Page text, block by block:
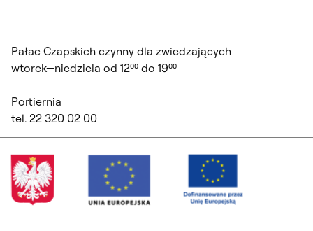
Pałac Czapskich czynny dla zwiedzających
wtorek—niedziela od 12⁰⁰ do 19⁰⁰
Portiernia
tel. 22 320 02 00